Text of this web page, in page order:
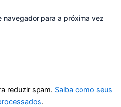
navegador para a próxima vez
reduzir spam. Saiba como seus
.